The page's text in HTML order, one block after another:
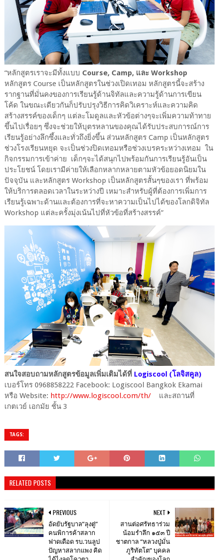
“หลักสูตรเราจะมีทั้งแบบ Course, Camp, และ Workshop
หลักสูตร Course เป็นหลักสูตรในช่วงเปิดเทอม หลักสูตรนี้จะสร้าง
รากฐานที่มั่นคงของการเรียนรู้ด้านจิทัลและความรู้ด้านการเขียน
โค้ด ในขณะเดียวกันก็ปรับปรุงวิธีการคิดวิเคราะห์และความคิด
สร้างสรรค์ของเด็กๆ แต่ละโมดูลและหัวข้อต่างๆจะเพิ่มความท้าทาย
ขึ้นไปเรื่อยๆ ซึ่งจะช่วยให้บุตรหลานของคุณได้รับประสบการณ์การ
เรียนรู้อย่างลึกซึ้งและทั่วถึงยิ่งขึ้น ส่วนหลักสูตร Camp เป็นหลักสูตร
ช่วงโรงเรียนหยุด จะเป็นช่วงปิดเทอมหรือช่วงเบรคระหว่างเทอม ใน
กิจกรรมการเข้าค่าย เด็กๆจะได้สนุกไปพร้อมกันการเรียนรู้อันเป็น
ประโยชน์ โดยเรามีค่ายให้เลือกหลากหลายตามหัวข้อยอดนิยมใน
ปัจจุบัน และหลักสูตร Workshop เป็นหลักสูตรสั้นๆของเรา ที่พร้อม
ให้บริการตลอดเวลาในระหว่างปี เหมาะสำหรับผู้ที่ต้องการเพิ่มการ
เรียนรู้เฉพาะด้านและต้องการที่จะหาความเป็นไปได้ของโลกดิจิทัล
Workshop แต่ละครั้งมุ่งเน้นไปที่หัวข้อที่สร้างสรรค์”
สนใจสอบถามหลักสูตรข้อมูลเพิ่มเติมได้ที่ Logiscool (โลจิสคูล)
เบอร์โทร 0968858222 Facebook: Logiscool Bangkok Ekamai
หรือ Website: http://www.logiscool.com/th/และสถานที่
เกตเวย์ เอกมัย ชั้น 3
TAGS:
RELATED POSTS
NEXT
สานต่อศรัทธาร่วม
น้อมรำลึก ๑๕๓ ปี
ชาตกาล “หลวงปู่มั่น
ภูริทัตโต” บุคคล
PREVIOUS
อัดยับรัฐบาล”ลุงตู่”
คนพิการค้าสลาก
ฟาดเดือด รบ.วนลูป
ปัญหาสลากแพง คิด